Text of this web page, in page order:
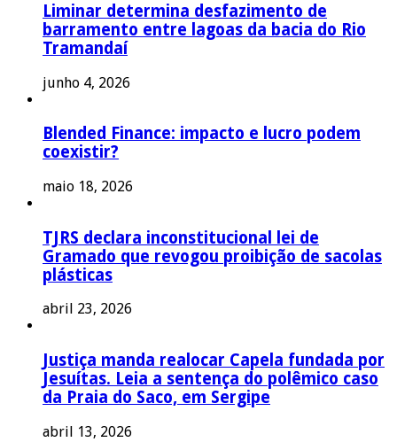
Liminar determina desfazimento de
barramento entre lagoas da bacia do Rio
Tramandaí
junho 4, 2026
Blended Finance: impacto e lucro podem
coexistir?
maio 18, 2026
TJRS declara inconstitucional lei de
Gramado que revogou proibição de sacolas
plásticas
abril 23, 2026
Justiça manda realocar Capela fundada por
Jesuítas. Leia a sentença do polêmico caso
da Praia do Saco, em Sergipe
abril 13, 2026